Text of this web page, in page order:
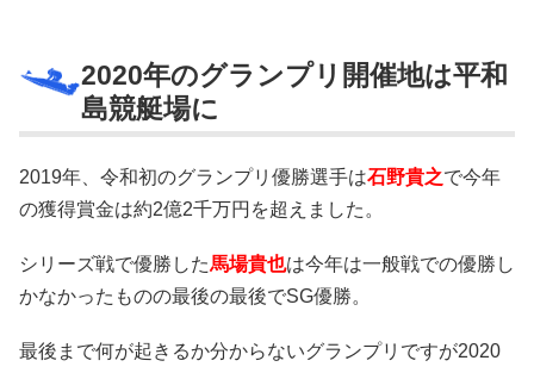
2020年のグランプリ開催地は平和
島競艇場に
2019年、令和初のグランプリ優勝選手は石野貴之で今年
の獲得賞金は約2億2千万円を超えました。
シリーズ戦で優勝した馬場貴也は今年は一般戦での優勝し
かなかったものの最後の最後でSG優勝。
最後まで何が起きるか分からないグランプリですが2020